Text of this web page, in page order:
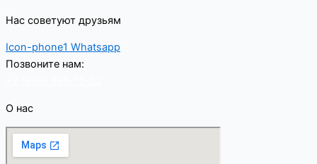
Нас советуют друзьям
Icon-phone1 Whatsapp
Позвоните нам:
О нас